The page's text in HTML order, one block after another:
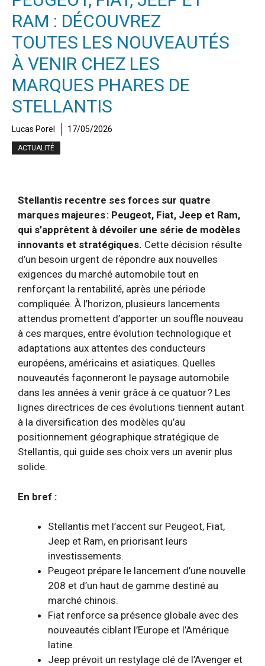
RAM : DÉCOUVREZ
TOUTES LES NOUVEAUTÉS
À VENIR CHEZ LES
MARQUES PHARES DE
STELLANTIS
Lucas Porel 17/05/2026
ACTUALITÉ
Stellantis recentre ses forces sur quatre
marques majeures : Peugeot, Fiat, Jeep et Ram,
qui s’apprêtent à dévoiler une série de modèles
innovants et stratégiques. Cette décision résulte
d’un besoin urgent de répondre aux nouvelles
exigences du marché automobile tout en
renforçant la rentabilité, après une période
compliquée. À l’horizon, plusieurs lancements
attendus promettent d’apporter un souffle nouveau
à ces marques, entre évolution technologique et
adaptations aux attentes des conducteurs
européens, américains et asiatiques. Quelles
nouveautés façonneront le paysage automobile
dans les années à venir grâce à ce quatuor ? Les
lignes directrices de ces évolutions tiennent autant
à la diversification des modèles qu’au
positionnement géographique stratégique de
Stellantis, qui guide ses choix vers un avenir plus
solide.
En bref :
Stellantis met l’accent sur Peugeot, Fiat,
Jeep et Ram, en priorisant leurs
investissements.
Peugeot prépare le lancement d’une nouvelle
208 et d’un haut de gamme destiné au
marché chinois.
Fiat renforce sa présence globale avec des
nouveautés ciblant l’Europe et l’Amérique
latine.
Jeep prévoit un restylage clé de l’Avenger et